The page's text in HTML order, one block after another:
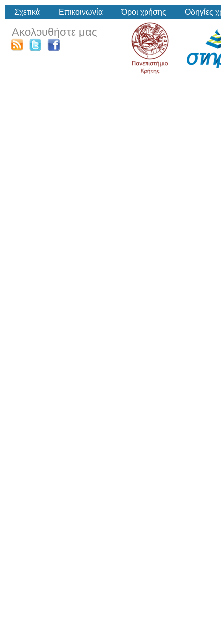
Σχετικά Επικοινωνία Όροι χρήσης Οδηγίες
Ακολουθήστε μας